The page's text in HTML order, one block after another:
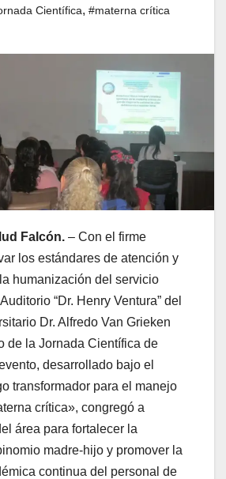
Científica, #materna crítica
Falcón. – Con el firme
los estándares de atención y
humanización del servicio
“Dr. Henry Ventura” del
Dr. Alfredo Van Grieken
de la Jornada Científica de
desarrollado bajo el
transformador para el manejo
crítica», congregó a
área para fortalecer la
madre-hijo y promover la
continua del personal de